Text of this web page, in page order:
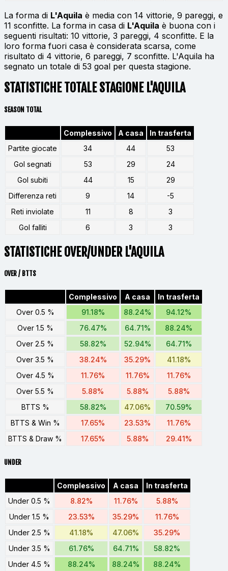
La forma di L'Aquila è media con 14 vittorie, 9 pareggi, e
11 sconfitte. La forma in casa di L'Aquila è buona con i
seguenti risultati: 10 vittorie, 3 pareggi, 4 sconfitte. E la
loro forma fuori casa è considerata scarsa, come
risultato di 4 vittorie, 6 pareggi, 7 sconfitte. L'Aquila ha
segnato un totale di 53 goal per questa stagione.
STATISTICHE TOTALE STAGIONE L'AQUILA
SEASON TOTAL
Complessivo A casa
In trasferta
Partite giocate
34 44
53
Gol segnati
53 29
24
Gol subiti
44 15
29
Differenza reti
9 14
-5
Reti inviolate
11 8
3
Gol falliti
6 3 3
STATISTICHE OVER/UNDER L'AQUILA
OVER / BTTS
Complessivo A casa
In trasferta
Over 0.5 %
91.18% 88.24%
94.12%
Over 1.5 %
76.47% 64.71%
88.24%
Over 2.5 %
58.82% 52.94%
64.71%
Over 3.5 %
38.24% 35.29%
41.18%
Over 4.5 %
11.76% 11.76%
11.76%
Over 5.5 %
5.88% 5.88%
5.88%
BTTS %
58.82% 47.06%
70.59%
BTTS & Win %
17.65% 23.53%
11.76%
BTTS & Draw %
17.65% 5.88% 29.41%
UNDER
Complessivo A casa
In trasferta
Under 0.5 %
8.82% 11.76%
5.88%
Under 1.5 %
23.53% 35.29%
11.76%
Under 2.5 %
41.18% 47.06%
35.29%
Under 3.5 %
61.76% 64.71%
58.82%
Under 4.5 %
88.24% 88.24%
88.24%